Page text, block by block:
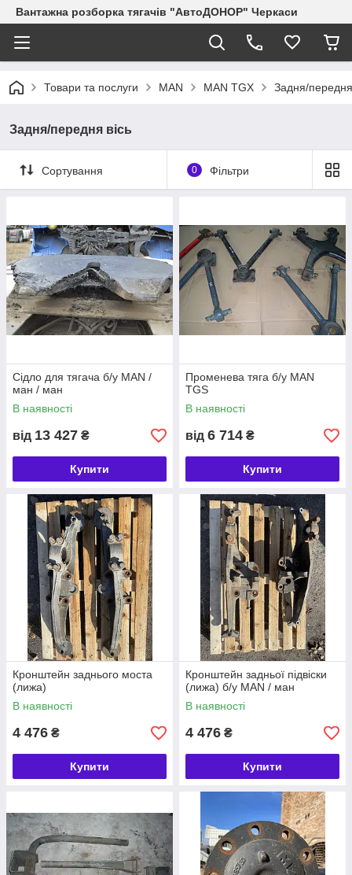
Вантажна розборка тягачів "АвтоДОНОР" Черкаси
Товари та послуги MAN MAN TGX Задня/передня
Задня/передня вісь
Сортування 0 Фільтри
Сідло для тягача б/у MAN /
ман / ман
В наявності
від 13 427 ₴
Купити
Променева тяга б/у MAN
TGS
В наявності
від 6 714 ₴
Купити
Кронштейн заднього моста
(лижа)
В наявності
4 476 ₴
Купити
Кронштейн задньої підвіски
(лижа) б/у MAN / ман
В наявності
4 476 ₴
Купити